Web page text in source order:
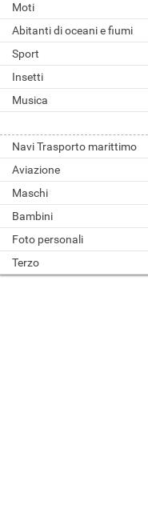
Moti
Abitanti di oceani e fiumi
Sport
Insetti
Musica
Navi Trasporto marittimo
Aviazione
Maschi
Bambini
Foto personali
Terzo